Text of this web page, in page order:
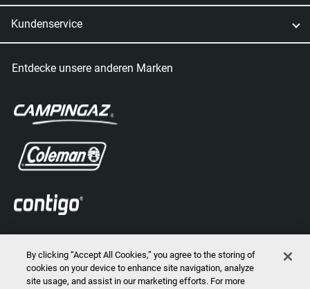
Kundenservice
Entdecke unsere anderen Marken
By clicking “Accept All Cookies,” you agree to the storing of
cookies on your device to enhance site navigation, analyze
site usage, and assist in our marketing efforts. For more